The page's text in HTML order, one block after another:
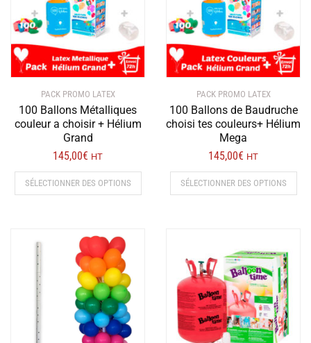
du
page
du
produit
PACK PROMO LATEX
100 Ballons Métalliques
couleur a choisir + Hélium
Grand
145,00€ HT
SÉLECTIONNER DES OPTIONS
PACK PROMO LATEX
100 Ballons de Baudruche
choisi tes couleurs+ Hélium
Mega
145,00€ HT
SÉLECTIONNER DES OPTIONS